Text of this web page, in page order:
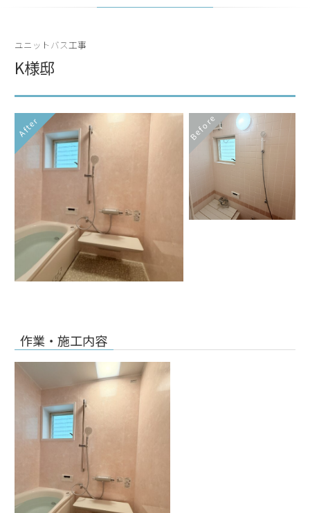
ユニットバス工事
K様邸
After Before
作業・施工内容